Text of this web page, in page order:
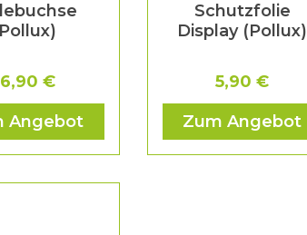
€
Angebot
Schutzfolie
Display (Pollux)
5,90 €
Zum Angebot